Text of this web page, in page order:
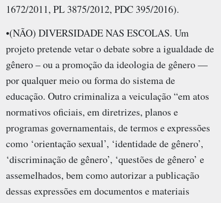
1672/2011, PL 3875/2012, PDC 395/2016).
•(NÃO) DIVERSIDADE NAS ESCOLAS. Um
projeto pretende vetar o debate sobre a igualdade de
gênero – ou a promoção da ideologia de gênero —
por qualquer meio ou forma do sistema de
educação. Outro criminaliza a veiculação “em atos
normativos oficiais, em diretrizes, planos e
programas governamentais, de termos e expressões
como ‘orientação sexual’, ‘identidade de gênero’,
‘discriminação de gênero’, ‘questões de gênero’ e
assemelhados, bem como autorizar a publicação
dessas expressões em documentos e materiais